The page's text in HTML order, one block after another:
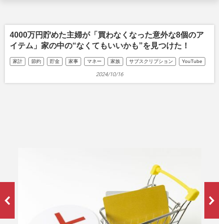
4000万円貯めた主婦が「買わなくなった意外な8個のア
イテム」家の中の“なくてもいいかも”を見つけた！
家計 節約 貯金 家事 マネー 家族 サブスクリプション YouTube
2024/10/16